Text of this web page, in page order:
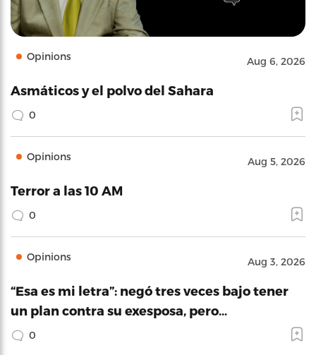
Opinions Aug 6, 2026
Asmáticos y el polvo del Sahara
0
Opinions Aug 5, 2026
Terror a las 10 AM
0
Opinions Aug 3, 2026
“Esa es mi letra”: negó tres veces bajo tener
un plan contra su exesposa, pero…
0